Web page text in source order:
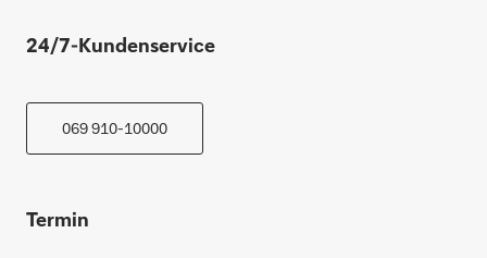
24/7-Kundenservice
069 910-10000
Termin